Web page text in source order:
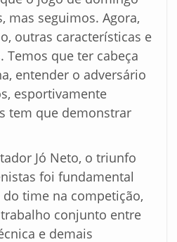
mas seguimos. Agora,
outras características e
Temos que ter cabeça
entender o adversário
esportivamente
tem que demonstrar
Jó Neto, o triunfo
foi fundamental
time na competição,
conjunto entre
e demais